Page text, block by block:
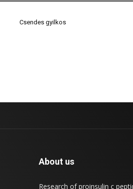
Csendes gyilkos
About us
Research of proinsulin c